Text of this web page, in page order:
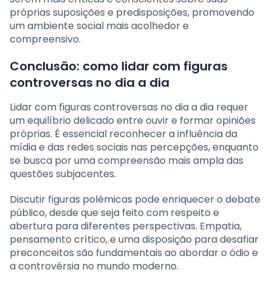
próprias suposições e predisposições, promovendo
um ambiente social mais acolhedor e
compreensivo.
Conclusão: como lidar com figuras
controversas no dia a dia
Lidar com figuras controversas no dia a dia requer
um equilíbrio delicado entre ouvir e formar opiniões
próprias. É essencial reconhecer a influência da
mídia e das redes sociais nas percepções, enquanto
se busca por uma compreensão mais ampla das
questões subjacentes.
Discutir figuras polêmicas pode enriquecer o debate
público, desde que seja feito com respeito e
abertura para diferentes perspectivas. Empatia,
pensamento crítico, e uma disposição para desafiar
preconceitos são fundamentais ao abordar o ódio e
a controvérsia no mundo moderno.